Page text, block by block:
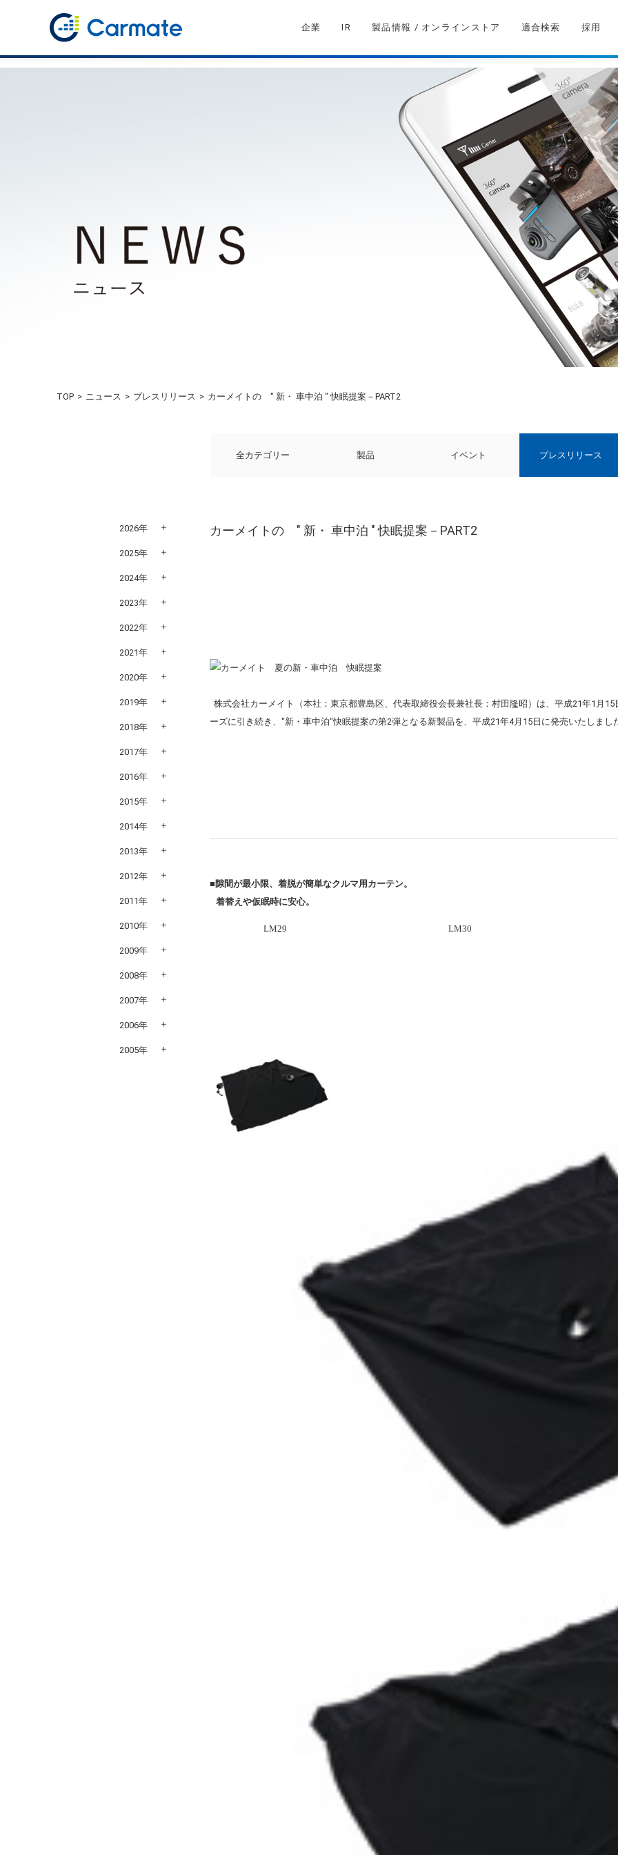
企業 IR 製品情報 / オンラインストア 適合検索 採用
TOP ニュース プレスリリース カーメイトの " 新・ 車中泊 " 快眠提案－PART2
全カテゴリー 製品 イベント プレスリリース
カーメイトの " 新・ 車中泊 " 快眠提案－PART2
株式会社カーメイト（本社：東京都豊島区、代表取締役会長兼社長：村田隆昭）は、平成21年1月
ーズに引き続き、"新・車中泊"快眠提案の第2弾となる新製品を、平成21年4月15日に発売いたしま
■隙間が最小限、着脱が簡単なクルマ用カーテン。
着替えや仮眠時に安心。
LM29 LM30
2026年
2025年
2024年
2023年
2022年
2021年
2020年
2019年
2018年
2017年
2016年
2015年
2014年
2013年
2012年
2011年
2010年
2009年
2008年
2007年
2006年
2005年